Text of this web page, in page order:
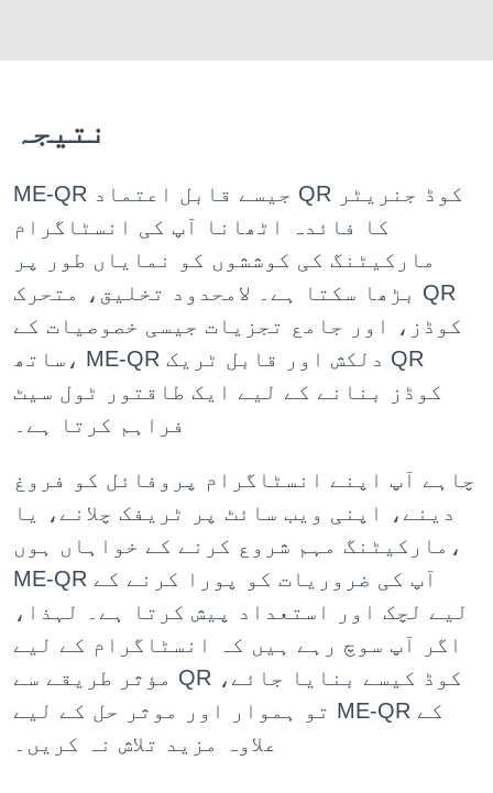
نتیجہ
ME-QR جیسے قابل اعتماد QR کوڈ جنریٹر
کا فائدہ اٹھانا آپ کی انسٹاگرام
مارکیٹنگ کی کوششوں کو نمایاں طور پر
بڑھا سکتا ہے۔ لامحدود تخلیق، متحرک QR
کوڈز، اور جامع تجزیات جیسی خصوصیات کے
ساتھ، ME-QR دلکش اور قابل ٹریک QR
کوڈز بنانے کے لیے ایک طاقتور ٹول سیٹ
فراہم کرتا ہے۔
چاہے آپ اپنے انسٹاگرام پروفائل کو فروغ
دینے، اپنی ویب سائٹ پر ٹریفک چلانے، یا
مارکیٹنگ مہم شروع کرنے کے خواہاں ہوں،
ME-QR آپ کی ضروریات کو پورا کرنے کے
لیے لچک اور استعداد پیش کرتا ہے۔ لہذا،
اگر آپ سوچ رہے ہیں کہ انسٹاگرام کے لیے
مؤثر طریقے سے QR کوڈ کیسے بنایا جائے،
تو ہموار اور موثر حل کے لیے ME-QR کے
علاوہ مزید تلاش نہ کریں۔